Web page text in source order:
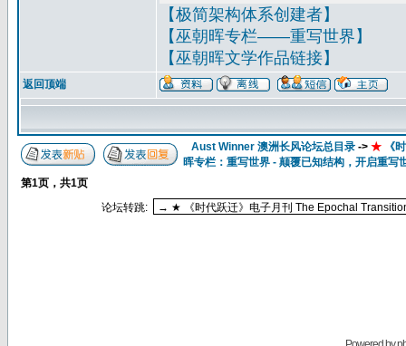
【极简架构体系创建者】
【巫朝晖专栏——重写世界】
【巫朝晖文学作品链接】
返回顶端
Aust Winner 澳洲长风论坛总目录 -> ★ 《
晖专栏：重写世界 - 颠覆已知结构，开启重写
第1页，共1页
论坛转跳: